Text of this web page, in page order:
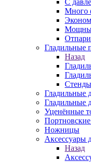
С
Много
Гладильные
Назад
Гладильные
Гладильные
Уценённые
Ножницы
Аксессуары
Назад